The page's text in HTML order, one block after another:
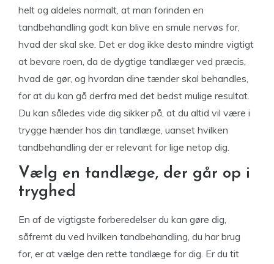
helt og aldeles normalt, at man forinden en
tandbehandling godt kan blive en smule nervøs for,
hvad der skal ske. Det er dog ikke desto mindre vigtigt
at bevare roen, da de dygtige tandlæger ved præcis,
hvad de gør, og hvordan dine tænder skal behandles,
for at du kan gå derfra med det bedst mulige resultat.
Du kan således vide dig sikker på, at du altid vil være i
trygge hænder hos din tandlæge, uanset hvilken
tandbehandling der er relevant for lige netop dig.
Vælg en tandlæge, der går op i
tryghed
En af de vigtigste forberedelser du kan gøre dig,
såfremt du ved hvilken tandbehandling, du har brug
for, er at vælge den rette tandlæge for dig. Er du tit